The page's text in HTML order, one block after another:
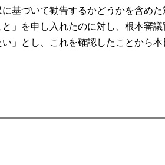
基づいて勧告するかどうかを含め
」を申し入れたのに対し、根本審
」とし、これを確認したことから本